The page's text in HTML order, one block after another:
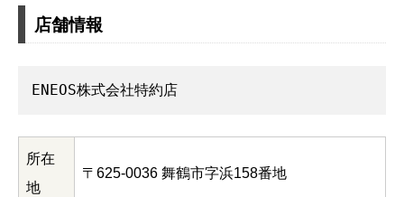
店舗情報
ENEOS株式会社特約店
所在
地
〒625-0036 舞鶴市字浜158番地